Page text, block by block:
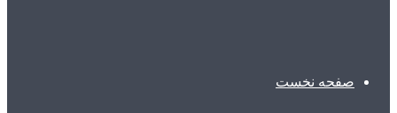
صفحه نخست